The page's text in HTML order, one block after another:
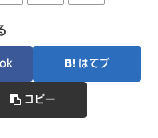
はてブ
コピー